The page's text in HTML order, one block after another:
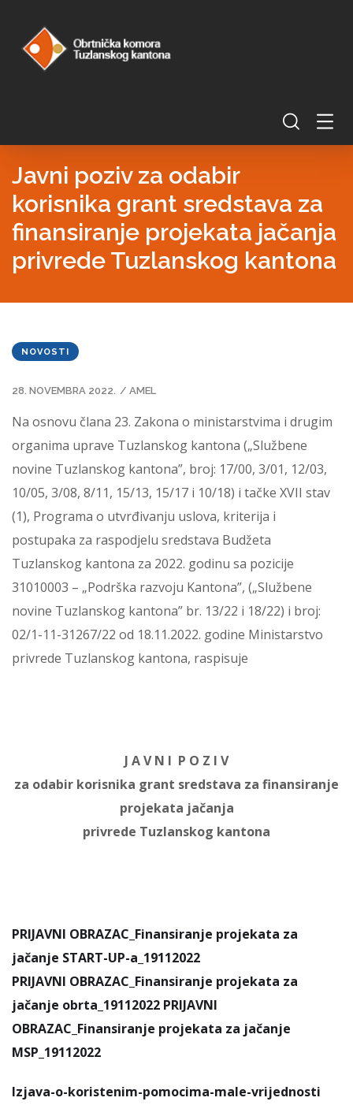
Javni poziv za odabir
korisnika grant sredstava za
finansiranje projekata jačanja
privrede Tuzlanskog kantona
NOVOSTI
28. NOVEMBRA 2022. / AMEL
Na osnovu člana 23. Zakona o ministarstvima i drugim
organima uprave Tuzlanskog kantona („Službene
novine Tuzlanskog kantona”, broj: 17/00, 3/01, 12/03,
10/05, 3/08, 8/11, 15/13, 15/17 i 10/18) i tačke XVII stav
(1), Programa o utvrđivanju uslova, kriterija i
postupaka za raspodjelu sredstava Budžeta
Tuzlanskog kantona za 2022. godinu sa pozicije
31010003 – „Podrška razvoju Kantona”, („Službene
novine Tuzlanskog kantona” br. 13/22 i 18/22) i broj:
02/1-11-31267/22 od 18.11.2022. godine Ministarstvo
privrede Tuzlanskog kantona, raspisuje
J A V N I P O Z I V
za odabir korisnika grant sredstava za finansiranje
projekata jačanja
privrede Tuzlanskog kantona
PRIJAVNI OBRAZAC_Finansiranje projekata za
jačanje START-UP-a_19112022
PRIJAVNI OBRAZAC_Finansiranje projekata za
jačanje obrta_19112022 PRIJAVNI
OBRAZAC_Finansiranje projekata za jačanje
MSP_19112022
Izjava-o-koristenim-pomocima-male-vrijednosti